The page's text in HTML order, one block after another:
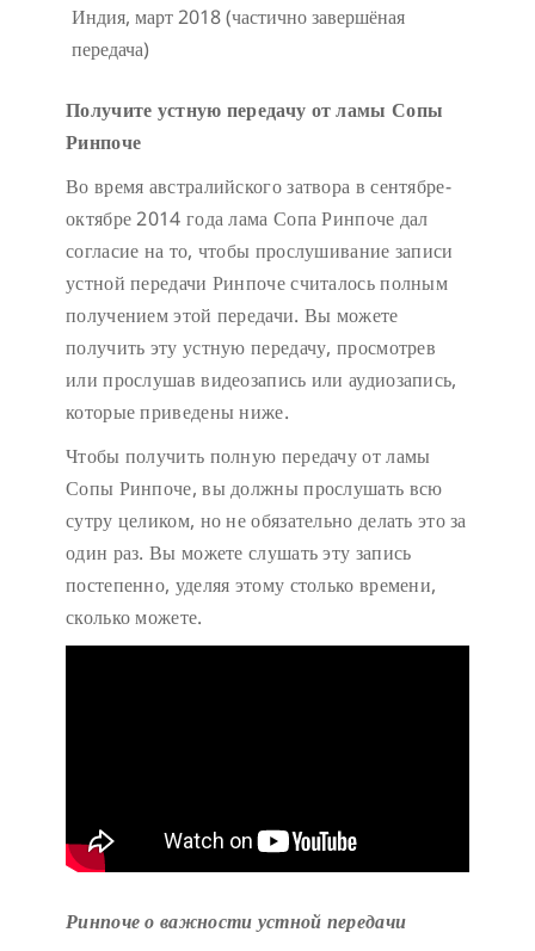
Индия, март 2018 (частично завершёная
передача)
Получите устную передачу от ламы Сопы
Ринпоче
Во время австралийского затвора в сентябре-
октябре 2014 года лама Сопа Ринпоче дал
согласие на то, чтобы прослушивание записи
устной передачи Ринпоче считалось полным
получением этой передачи. Вы можете
получить эту устную передачу, просмотрев
или прослушав видеозапись или аудиозапись,
которые приведены ниже.
Чтобы получить полную передачу от ламы
Сопы Ринпоче, вы должны прослушать всю
сутру целиком, но не обязательно делать это за
один раз. Вы можете слушать эту запись
постепенно, уделяя этому столько времени,
сколько можете.
Ринпоче о важности устной передачи